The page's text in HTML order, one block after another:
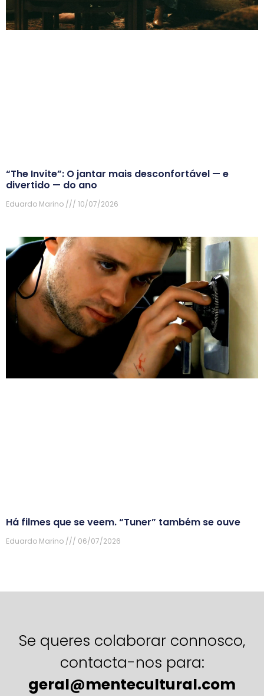
“The Invite”: O jantar mais desconfortável — e
divertido — do ano
Eduardo Marino 10/07/2026
Há filmes que se veem. “Tuner” também se ouve
Eduardo Marino 06/07/2026
Se queres colaborar connosco,
contacta-nos para:
geral@mentecultural.com